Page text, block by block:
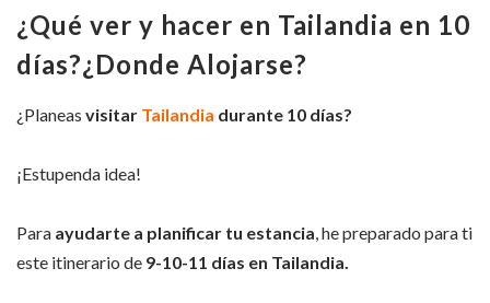
¿Qué ver y hacer en Tailandia en 10
días?¿Donde Alojarse?
¿Planeas visitar Tailandia durante 10 días?
¡Estupenda idea!
Para ayudarte a planificar tu estancia, he preparado para ti
este itinerario de 9-10-11 días en Tailandia.